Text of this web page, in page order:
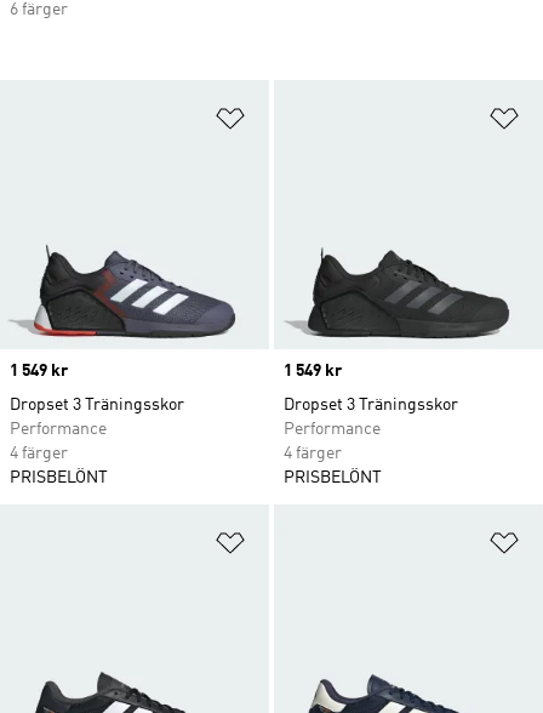
Price
1 549 kr
Dropset 3 Träningsskor
Performance
4 färger
PRISBELÖNT
Price
1 549 kr
Dropset 3 Träningsskor
Performance
4 färger
PRISBELÖNT
6 färger